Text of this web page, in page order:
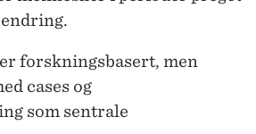
forskningsbasert, men
cases og
som sentrale